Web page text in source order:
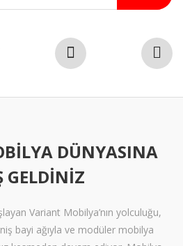
DÜNYASINA
GELDINIZ
Variant Mobilya’nın yolculuğu,
bayi ağıyla ve modüler mobilya